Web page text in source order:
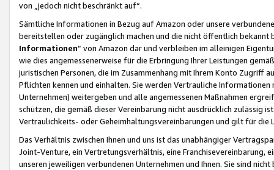
von „jedoch nicht beschränkt auf“.
Sämtliche Informationen in Bezug auf Amazon oder unsere
bereitstellen oder zugänglich machen und die nicht öffentlich
Informationen“ von Amazon dar und verbleiben im alleinigen
wie dies angemessenerweise für die Erbringung Ihrer Leistungen
juristischen Personen, die im Zusammenhang mit Ihrem Konto
Pflichten kennen und einhalten. Sie werden Vertrauliche
Unternehmen) weitergeben und alle angemessenen Maßnahmen
schützen, die gemäß dieser Vereinbarung nicht ausdrücklich zulässig
Vertraulichkeits- oder Geheimhaltungsvereinbarungen und gilt für die
Das Verhältnis zwischen Ihnen und uns ist das unabhängiger
Joint-Venture, ein Vertretungsverhältnis, eine Franchisevereinbarung,
unseren jeweiligen verbundenen Unternehmen und Ihnen. Sie sind